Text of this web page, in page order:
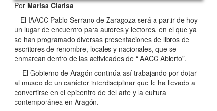
PorMarisa Clarisa
El IAACC Pablo Serrano de Zaragoza será a partir de hoy
un lugar de encuentro para autores y lectores, en el que ya
se han programado diversas presentaciones de libros de
escritores de renombre, locales y nacionales, que se
enmarcan dentro de las actividades de “IAACC Abierto”.
El Gobierno de Aragón continúa así trabajando por dotar
al museo de un carácter interdisciplinar que le ha llevado a
convertirse en el epicentro de del arte y la cultura
contemporánea en Aragón.